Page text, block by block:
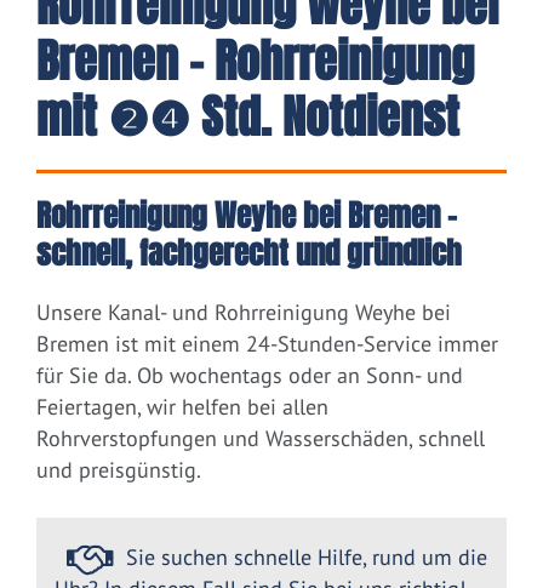
Bremen - Rohrreinigung
mit ❷❹ Std. Notdienst
Rohrreinigung Weyhe bei Bremen –
schnell, fachgerecht und gründlich
Unsere Kanal- und Rohrreinigung Weyhe bei
Bremen ist mit einem 24-Stunden-Service immer
für Sie da. Ob wochentags oder an Sonn- und
Feiertagen, wir helfen bei allen
Rohrverstopfungen und Wasserschäden, schnell
und preisgünstig.
Sie suchen schnelle Hilfe, rund um die